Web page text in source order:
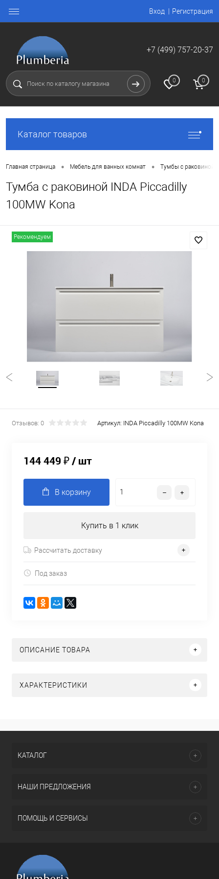
Вход Регистрация
+7 (499) 757-20-37
0 0
Каталог товаров
Главная страница • Мебель для ванных комнат • Тумбы с раковиной
Тумба с раковиной INDA Piccadilly
100MW Kona
Рекомендуем
Отзывов: 0 Артикул: INDA Piccadilly 100MW Kona
144 449 ₽/ шт
В корзину
Купить в 1 клик
Рассчитать доставку
Под заказ
ОПИСАНИЕ ТОВАРА
ХАРАКТЕРИСТИКИ
КАТАЛОГ
НАШИ ПРЕДЛОЖЕНИЯ
ПОМОЩЬ И СЕРВИСЫ